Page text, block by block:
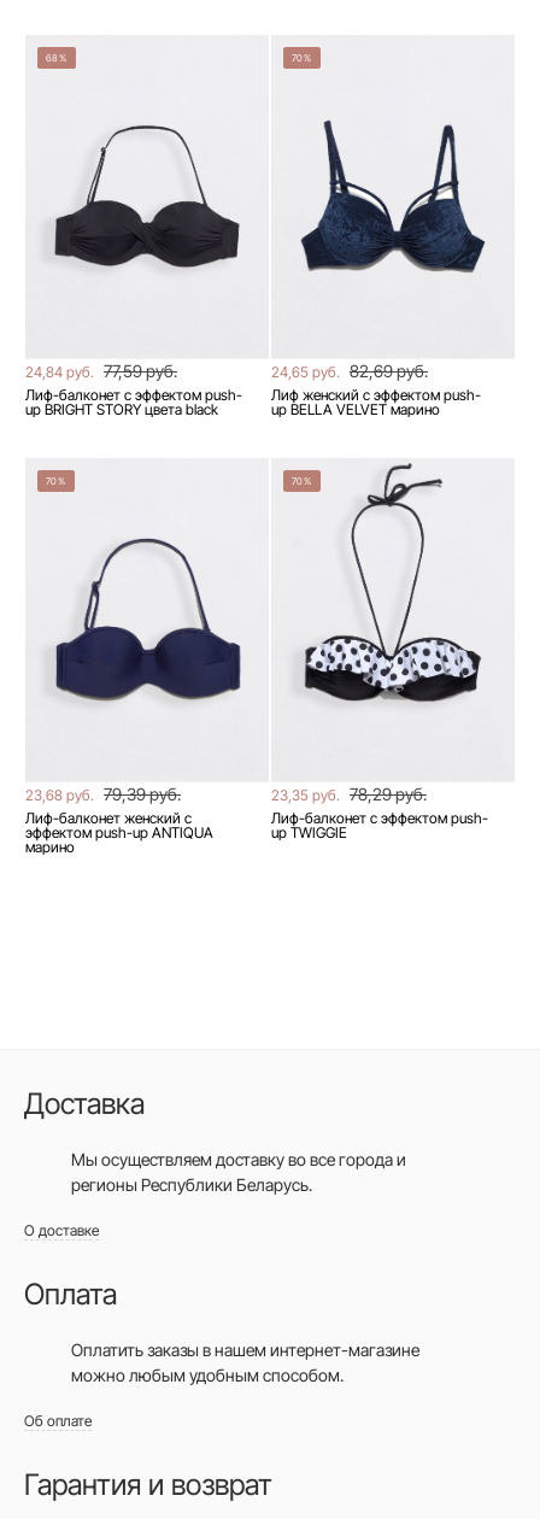
68%
24,84 руб. 77,59 руб.
Лиф-балконет с эффектом push-
up BRIGHT STORY цвета black
70%
24,65 руб. 82,69 руб.
Лиф женский с эффектом push-
up BELLA VELVET марино
70%
23,68 руб. 79,39 руб.
Лиф-балконет женский с
эффектом push-up ANTIQUA
марино
70%
23,35 руб. 78,29 руб.
Лиф-балконет с эффектом push-
up TWIGGIE
Доставка
Мы осуществляем доставку во все городаи
регионы Республики Беларусь.
О доставке
Оплата
Оплатить заказы в нашем интернет-магазине
можно любым удобным способом.
Об оплате
Гарантия и возврат